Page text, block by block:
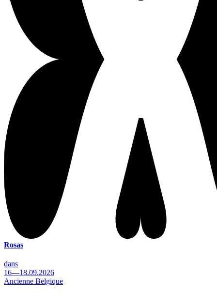
Rosas
dans
16—18.09.2026
Ancienne Belgique